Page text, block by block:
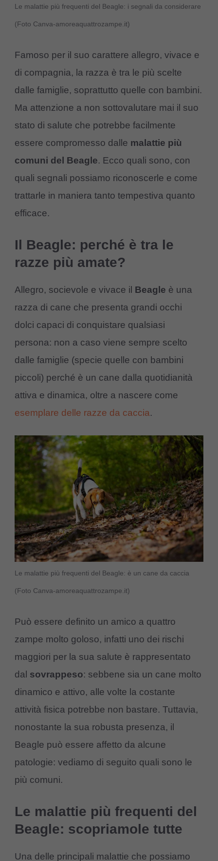
Le malattie più frequenti del Beagle: i segnali da considerare
(Foto Canva-amoreaquattrozampe.it)
Famoso per il suo carattere allegro, vivace e
di compagnia, la razza è tra le più scelte
dalle famiglie, soprattutto quelle con bambini.
Ma attenzione a non sottovalutare mai il suo
stato di salute che potrebbe facilmente
essere compromesso dalle malattie più
comuni del Beagle. Ecco quali sono, con
quali segnali possiamo riconoscerle e come
trattarle in maniera tanto tempestiva quanto
efficace.
Il Beagle: perché è tra le
razze più amate?
Allegro, socievole e vivace il Beagle è una
razza di cane che presenta grandi occhi
dolci capaci di conquistare qualsiasi
persona: non a caso viene sempre scelto
dalle famiglie (specie quelle con bambini
piccoli) perché è un cane dalla quotidianità
attiva e dinamica, oltre a nascere come
esemplare delle razze da caccia.
Le malattie più frequenti del Beagle: è un cane da caccia
(Foto Canva-amoreaquattrozampe.it)
Può essere definito un amico a quattro
zampe molto goloso, infatti uno dei rischi
maggiori per la sua salute è rappresentato
dal sovrappeso: sebbene sia un cane molto
dinamico e attivo, alle volte la costante
attività fisica potrebbe non bastare. Tuttavia,
nonostante la sua robusta presenza, il
Beagle può essere affetto da alcune
patologie: vediamo di seguito quali sono le
più comuni.
Le malattie più frequenti del
Beagle: scopriamole tutte
Una delle principali malattie che possiamo